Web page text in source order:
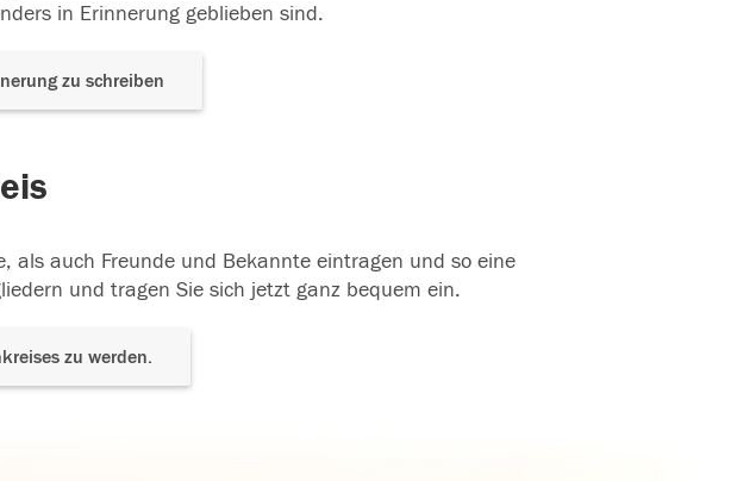
in Erinnerung geblieben sind.
zu schreiben
als auch Freunde und Bekannte eintragen und so eine
und tragen Sie sich jetzt ganz bequem ein.
zu werden.